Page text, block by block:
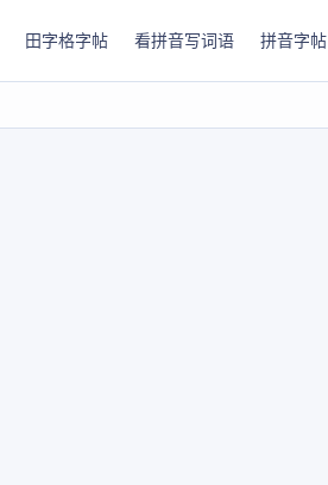
田字格字帖 看拼音写词语 拼音字帖